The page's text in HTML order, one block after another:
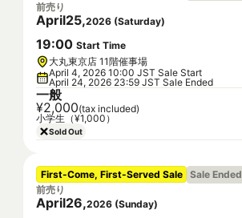
前売り
April25,2026 (Saturday)
19:00 Start Time
大丸東京店 11階催事場
April 4, 2026 10:00 JST Sale Start
April 24, 2026 23:59 JST Sale Ended
一般
¥2,000(tax included)
小学生（¥1,000）
Sold Out
First-Come, First-Served Sale Sale Ended
前売り
April26,2026 (Sunday)